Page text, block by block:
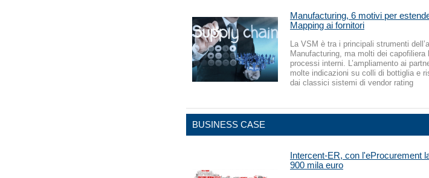
Manufacturing, 6 motivi per
Mapping ai fornitori
La VSM è tra i principali strumenti
Manufacturing, ma molti dei capofiliera
processi interni. L’ampliamento ai
molte indicazioni su colli di bottiglia e
dai classici sistemi di vendor rating
BUSINESS CASE
Intercent-ER, con l'eProcurement
900 mila euro